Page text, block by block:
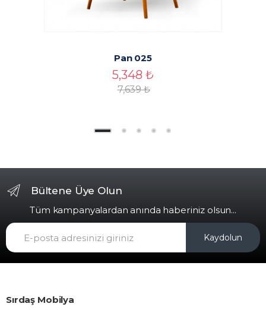
Pan 025
5,348 ₺
7,639₺
Bültene Üye Olun
Tüm kampanyalardan anında haberiniz olsun...
Kaydolun
Sırdaş Mobilya